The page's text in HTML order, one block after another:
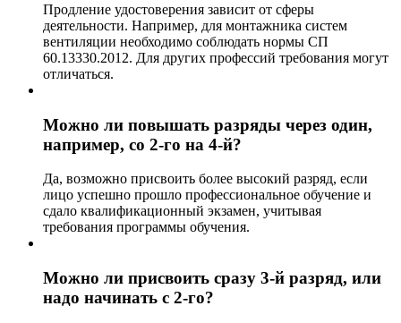
Продление удостоверения зависит от сферы
деятельности. Например, для монтажника систем
вентиляции необходимо соблюдать нормы СП
60.13330.2012. Для других профессий требования могут
отличаться.
Можно ли повышать разряды через один,
например, со 2-го на 4-й?
Да, возможно присвоить более высокий разряд, если
лицо успешно прошло профессиональное обучение и
сдало квалификационный экзамен, учитывая
требования программы обучения.
Можно ли присвоить сразу 3-й разряд, или
надо начинать с 2-го?